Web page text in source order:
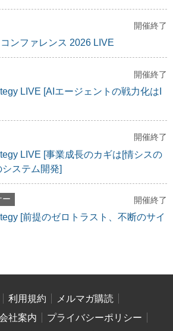
開催終了
ンファレンス 2026 LIVE
開催終了
LIVE [AIエージェントの戦力化はI
開催終了
LIVE [事業成長のカギは[情シスの
ステム開発]
ー 開催終了
[前提のゼロトラスト、不断のサイ
利用規約
メルマガ購読
社案内
プライバシーポリシー